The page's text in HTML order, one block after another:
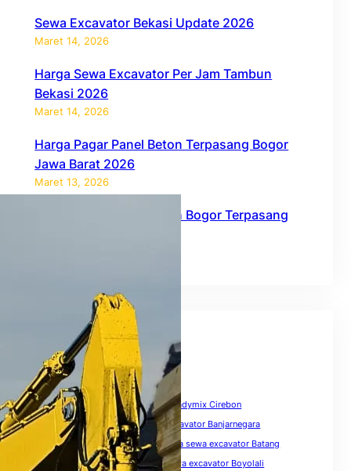
Sewa Excavator Bekasi Update 2026
Maret 14, 2026
Harga Sewa Excavator Per Jam Tambun
Bekasi 2026
Maret 14, 2026
Harga Pagar Panel Beton Terpasang Bogor
Jawa Barat 2026
Maret 13, 2026
Harga Pagar Panel Beton Bogor Terpasang
Tags
biaya sewa excavator
Harga Beton Readymix Cirebon
harga sewa excavator
harga sewa excavator Banjarnegara
harga sewa excavator Banyumas
harga sewa excavator Batang
harga sewa excavator Blora
harga sewa excavator Boyolali